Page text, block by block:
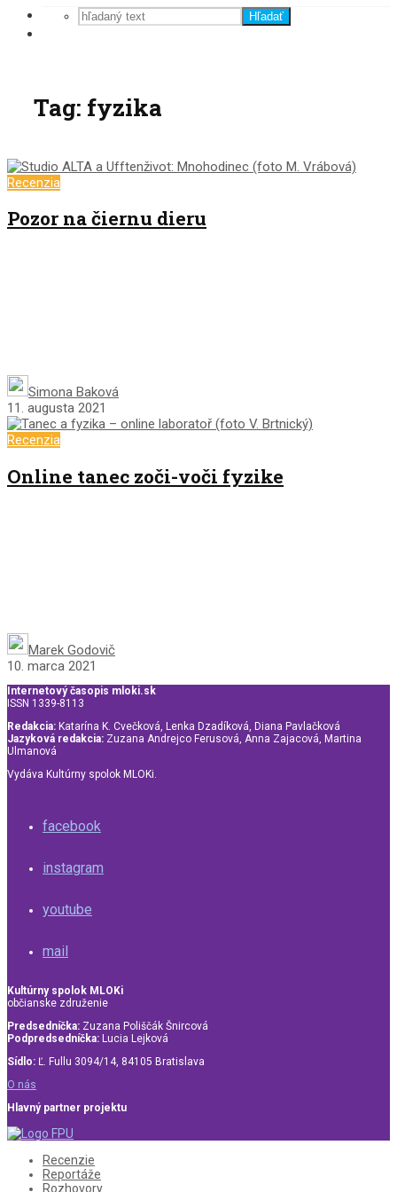
Hľadať
Tag: fyzika
Recenzia
Pozor na čiernu dieru
Simona Baková
11. augusta 2021
Recenzia
Online tanec zoči-voči fyzike
Marek Godovič
10. marca 2021
Internetový časopis mloki.sk
ISSN 1339-8113
Redakcia: Katarína K. Cvečková, Lenka Dzadíková, Diana Pavlačková
Jazyková redakcia: Zuzana Andrejco Ferusová, Anna Zajacová, Martina
Ulmanová
Vydáva Kultúrny spolok MLOKi.
facebook
instagram
youtube
mail
Kultúrny spolok MLOKi
občianske združenie
Predsedníčka: Zuzana Poliščák Šnircová
Podpredsedníčka: Lucia Lejková
Sídlo: Ľ. Fullu 3094/14, 84105 Bratislava
O nás
Hlavný partner projektu
Recenzie
Reportáže
Rozhovory